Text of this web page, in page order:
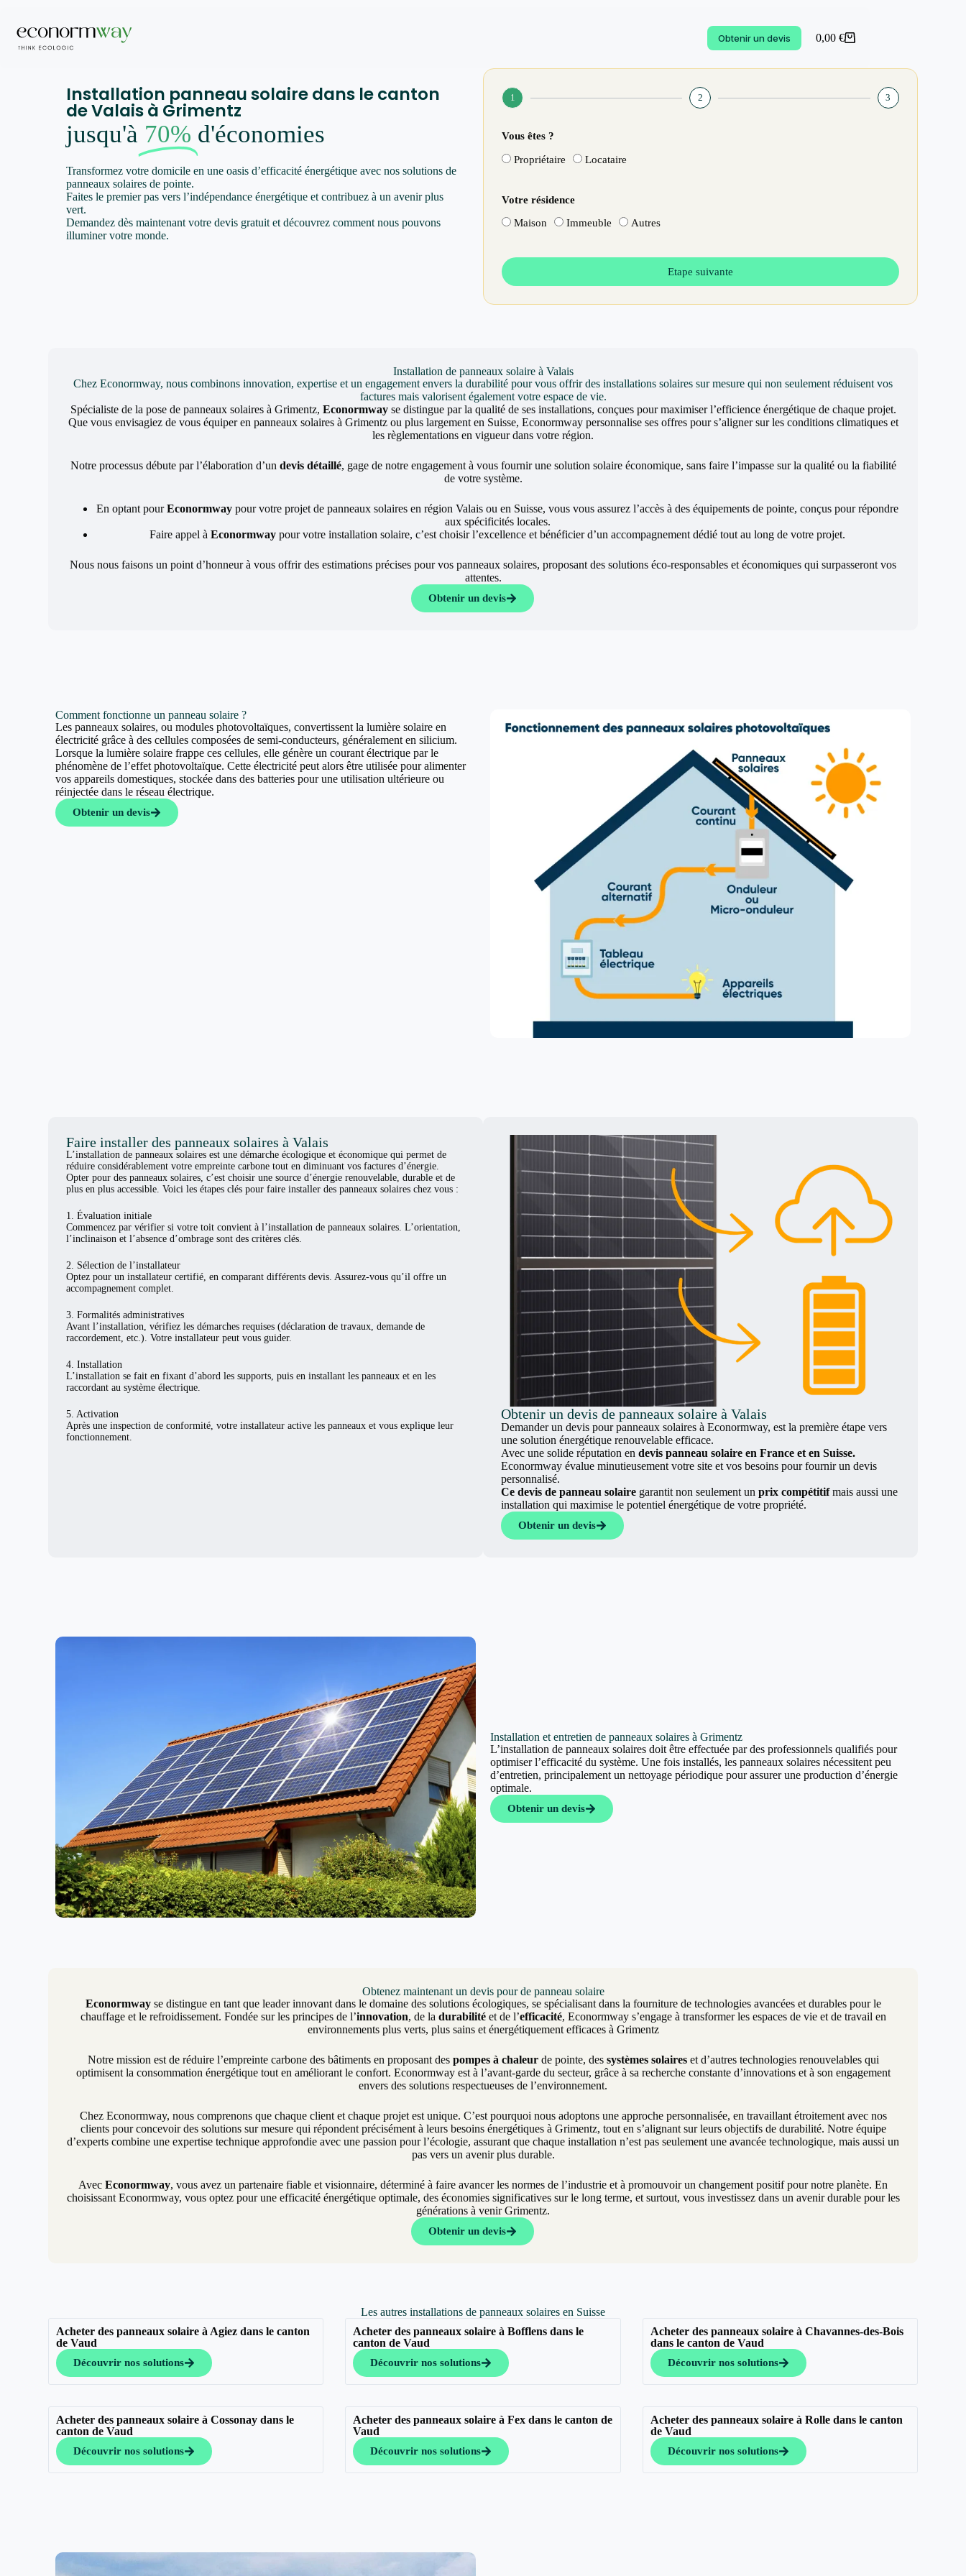
Obtenir un devis 0,00 €
Installation panneau solaire dans le canton
de Valais à Grimentz
jusqu'à 70% d'économies
Transformez votre domicile en une oasis d’efficacité énergétique avec nos solutions de
panneaux solaires de pointe.
Faites le premier pas vers l’indépendance énergétique et contribuez à un avenir plus
vert.
Demandez dès maintenant votre devis gratuit et découvrez comment nous pouvons
illuminer votre monde.
1 2 3
Vous êtes ?
Propriétaire Locataire
Votre résidence
Maison Immeuble Autres
Etape suivante
Installation de panneaux solaire à Valais
Chez Econormway, nous combinons innovation, expertise et un engagement envers la durabilité pour vous offrir des installations solaires sur mesure qui non seulement réduisent vos
factures mais valorisent également votre espace de vie.
Spécialiste de la pose de panneaux solaires à Grimentz, Econormwayse distingue par la qualité de ses installations, conçues pour maximiser l’efficience énergétique de chaque projet.
Que vous envisagiez de vous équiper en panneaux solaires à Grimentz ou plus largement en Suisse, Econormway personnalise ses offres pour s’aligner sur les conditions climatiques et
les règlementations en vigueur dans votre région.
Notre processus débute par l’élaboration d’un devis détaillé, gage de notre engagement à vous fournir une solution solaire économique, sans faire l’impasse sur la qualité ou la fiabilité
de votre système.
En optant pourEconormway pour votre projet de panneaux solaires en région Valais ou en Suisse, vous vous assurez l’accès à des équipements de pointe, conçus pour répondre
aux spécificités locales.
Faire appel à Econormway pour votre installation solaire, c’est choisir l’excellence et bénéficier d’un accompagnement dédié tout au long de votre projet.
Nous nous faisons un point d’honneur à vous offrir des estimations précises pour vos panneaux solaires, proposant des solutions éco-responsables et économiques qui surpasseront vos
attentes.
Obtenir un devis
Comment fonctionne un panneau solaire ?
Les panneaux solaires, ou modules photovoltaïques, convertissent la lumière solaire en
électricité grâce à des cellules composées de semi-conducteurs, généralement en silicium.
Lorsque la lumière solaire frappe ces cellules, elle génère un courant électrique par le
phénomène de l’effet photovoltaïque. Cette électricité peut alors être utilisée pour alimenter
vos appareils domestiques, stockée dans des batteries pour une utilisation ultérieure ou
réinjectée dans le réseau électrique.
Obtenir un devis
Faire installer des panneaux solaires à Valais
L’installation de panneaux solaires est une démarche écologique et économique qui permet de
réduire considérablement votre empreinte carbone tout en diminuant vos factures d’énergie.
Opter pour des panneaux solaires, c’est choisir une source d’énergie renouvelable, durable et de
plus en plus accessible. Voici les étapes clés pour faire installer des panneaux solaires chez vous :
1. Évaluation initiale
Commencez par vérifier si votre toit convient à l’installation de panneaux solaires. L’orientation,
l’inclinaison et l’absence d’ombrage sont des critères clés.
2. Sélection de l’installateur
Optez pour un installateur certifié, en comparant différents devis. Assurez-vous qu’il offre un
accompagnement complet.
3. Formalités administratives
Avant l’installation, vérifiez les démarches requises (déclaration de travaux, demande de
raccordement, etc.). Votre installateur peut vous guider.
4. Installation
L’installation se fait en fixant d’abord les supports, puis en installant les panneaux et en les
raccordant au système électrique.
5. Activation
Après une inspection de conformité, votre installateur active les panneaux et vous explique leur
fonctionnement.
Obtenir un devis de panneaux solaire à Valais
Demander un devis pour panneaux solaires à Econormway, est la première étape vers
une solution énergétique renouvelable efficace.
Avec une solide réputation en devis panneau solaire en France et en Suisse.
Econormway évalue minutieusement votre site et vos besoins pour fournir un devis
personnalisé.
Ce devis de panneau solaire garantit non seulement un prix compétitifmais aussi une
installation qui maximise le potentiel énergétique de votre propriété.
Obtenir un devis
Installation et entretien de panneaux solaires à Grimentz
L’installation de panneaux solaires doit être effectuée par des professionnels qualifiés pour
optimiser l’efficacité du système. Une fois installés, les panneaux solaires nécessitent peu
d’entretien, principalement un nettoyage périodique pour assurer une production d’énergie
optimale.
Obtenir un devis
Obtenez maintenant un devis pour de panneau solaire
Econormwayse distingue en tant que leader innovant dans le domaine des solutions écologiques, se spécialisant dans la fourniture de technologies avancées et durables pour le
chauffage et le refroidissement. Fondée sur les principes de l’innovation, de la durabilitéet de l’efficacité, Econormway s’engage à transformer les espaces de vie et de travail en
environnements plus verts, plus sains et énergétiquement efficaces à Grimentz
Notre mission est de réduire l’empreinte carbone des bâtiments en proposant des pompes à chaleurde pointe, des systèmes solaireset d’autres technologies renouvelables qui
optimisent la consommation énergétique tout en améliorant le confort. Econormway est à l’avant-garde du secteur, grâce à sa recherche constante d’innovations et à son engagement
envers des solutions respectueuses de l’environnement.
Chez Econormway, nous comprenons que chaque client et chaque projet est unique. C’est pourquoi nous adoptons une approche personnalisée, en travaillant étroitement avec nos
clients pour concevoir des solutions sur mesure qui répondent précisément à leurs besoins énergétiques à Grimentz, tout en s’alignant sur leurs objectifs de durabilité. Notre équipe
d’experts combine une expertise technique approfondie avec une passion pour l’écologie, assurant que chaque installation n’est pas seulement une avancée technologique, mais aussi un
pas vers un avenir plus durable.
Avec Econormway, vous avez un partenaire fiable et visionnaire, déterminé à faire avancer les normes de l’industrie et à promouvoir un changement positif pour notre planète. En
choisissant Econormway, vous optez pour une efficacité énergétique optimale, des économies significatives sur le long terme, et surtout, vous investissez dans un avenir durable pour les
générations à venir Grimentz.
Obtenir un devis
Les autres installations de panneaux solaires en Suisse
Acheter des panneaux solaire à Agiez dans le canton
de Vaud
Découvrir nos solutions
Acheter des panneaux solaire à Bofflens dans le
canton de Vaud
Découvrir nos solutions
Acheter des panneaux solaire à Chavannes-des-Bois
dans le canton de Vaud
Découvrir nos solutions
Acheter des panneaux solaire à Cossonay dans le
canton de Vaud
Découvrir nos solutions
Acheter des panneaux solaire à Fex dans le canton de
Vaud
Découvrir nos solutions
Acheter des panneaux solaire à Rolle dans le canton
de Vaud
Découvrir nos solutions